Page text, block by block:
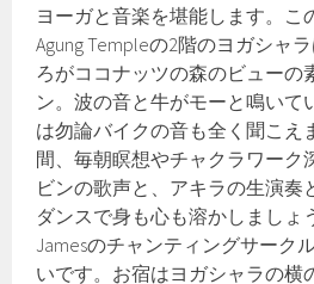
ヨーガと音楽を堪能します。こ
Agung Templeの2階のヨガシャ
ろがココナッツの森のビューの
ン。波の音と牛がモーと鳴いて
は勿論バイクの音も全く聞こえ
間、毎朝瞑想やチャクラワーク
ビンの歌声と、アキラの生演奏
ダンスで身も心も溶かしましょ
Jamesのチャンティングサーク
いです。お宿はヨガシャラの横